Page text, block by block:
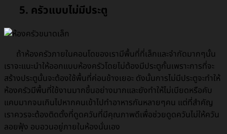
5. ครัวแบบไม่มีประตู
ถ้าห้องครัวภายในคอนโดของเรามีพื้นที่ที่เล็กและจำกัดมากๆนั้น
เราจะแนะนำให้ออกแบบห้องครัวโดยไม่ต้องมีประตูกั้นเพราะการที่จะ
สร้างประตูนั้นจะต้องใช้พื้นที่ค่อนข้างเยอะ ดังนั้นการไม่มีประตูจะทำให้
ห้องครัวมีพื้นที่ใช้งานมากขึ้นอย่างมากและยังทำให้ไม่เบียดหรือคับ
แคบมากจนเกินไปหากคนเข้าไปทำอาหารกันหลายๆคน แต่ที่สำคัญ
เราควรจะต้องติดตั้งที่ดูดควันที่มีคุณภาพดีเพื่อช่วยดูดควันไม่ให้ควัน
ลอยฟุ้ง อบอวนอยู่ภายในห้องนั่นเอง